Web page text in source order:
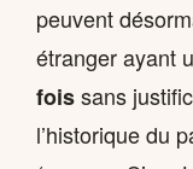
peuvent
étranger ayant
foissans
l’historique du